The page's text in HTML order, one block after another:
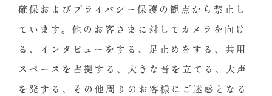
確保およびプライバシー保護の観点から禁止し
ています。他のお客さまに対してカメラを向け
る、インタビューをする、足止めをする、共用
スペースを占拠する、大きな音を立てる、大声
を発する、その他周りのお客様にご迷惑となる